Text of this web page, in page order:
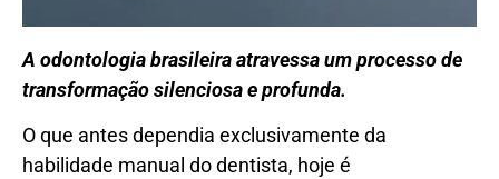
A odontologia brasileira atravessa um processo de
transformação silenciosa e profunda.
O que antes dependia exclusivamente da
habilidade manual do dentista, hoje é